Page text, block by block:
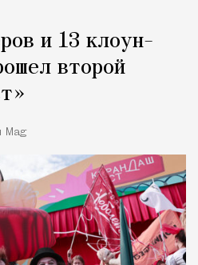
и 13 клоун-
второй
Mag